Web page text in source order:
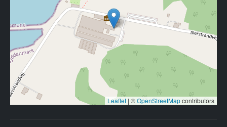
Leaflet | ©OpenStreetMapcontributors